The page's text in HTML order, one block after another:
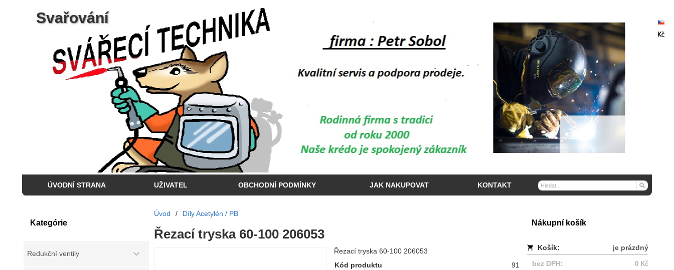
Svařování
ÚVODNÍ STRANA UŽIVATEL OBCHODNÍ PODMÍNKY JAK NAKUPOVAT KONTAKT
Nákupní košík
Košík:
je prázdný
bez DPH:
0 Kč
Kategórie
Redukční ventily
Úvod / Díly Acetylén / PB
Řezací tryska 60-100 206053
Řezací tryska 60-100 206053
Kód produktu
91